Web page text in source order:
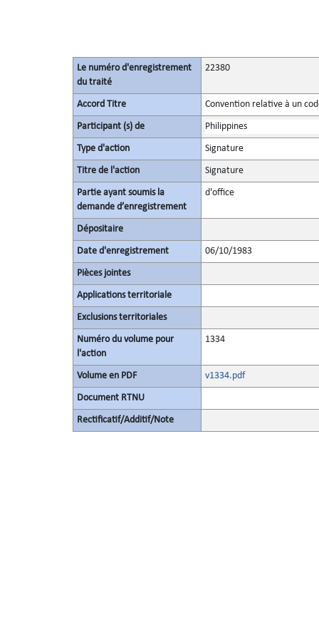
Le numéro d'enregistrement
du traité
22380
Accord Titre Convention relative à un
Participant (s) de Philippines
Type d'action Signature
Titre de l'action Signature
Partie ayant soumis la
demande d’enregistrement
d'office
Dépositaire
Date d'enregistrement 06/10/1983
Pièces jointes
Applications territoriale
Exclusions territoriales
Numéro du volume pour
l'action
1334
Volume en PDF v1334.pdf
Document RTNU
Rectificatif/Additif/Note